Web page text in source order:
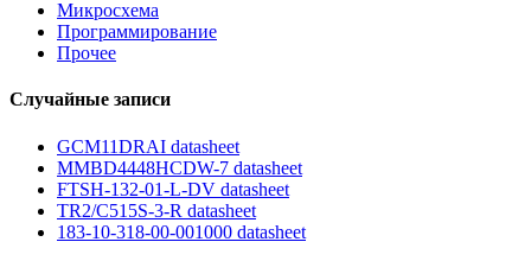
Микросхема
Программирование
Прочее
Случайные записи
GCM11DRAI datasheet
MMBD4448HCDW-7 datasheet
FTSH-132-01-L-DV datasheet
TR2/C515S-3-R datasheet
183-10-318-00-001000 datasheet